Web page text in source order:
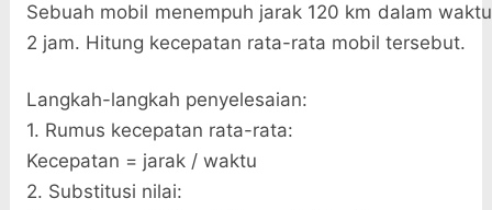
Sebuah mobil menempuh jarak 120 km dalam waktu
2 jam. Hitung kecepatan rata-rata mobil tersebut.
Langkah-langkah penyelesaian:
1. Rumus kecepatan rata-rata:
Kecepatan = jarak / waktu
2. Substitusi nilai: